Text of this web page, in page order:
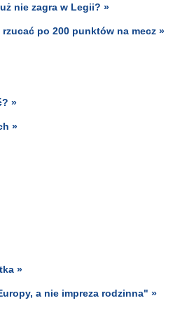
nie zagra w Legii? »
po 200 punktów na mecz »
»
»
»
a nie impreza rodzinna" »